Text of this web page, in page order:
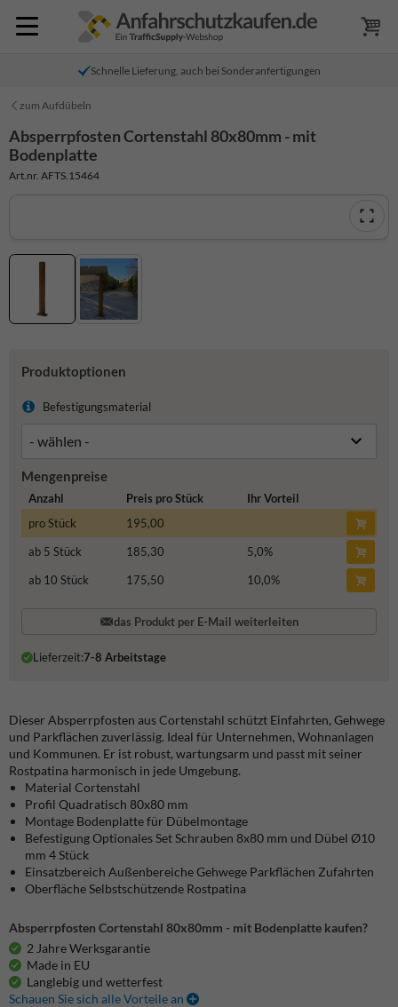
Schnelle Lieferung, auch bei Sonderanfertigungen
zum Aufdübeln
Absperrpfosten Cortenstahl 80x80mm - mit
Bodenplatte
Art.nr. AFTS.15464
Produktoptionen
Befestigungsmaterial
Mengenpreise
Anzahl Preis pro Stück
Ihr Vorteil
pro Stück
195,00
ab 5 Stück
185,30 5,0%
ab 10 Stück
175,50 10,0%
das Produkt per E-Mail weiterleiten
Lieferzeit:7-8 Arbeitstage
Dieser Absperrpfosten aus Cortenstahl schützt Einfahrten, Gehwege
und Parkflächen zuverlässig. Ideal für Unternehmen, Wohnanlagen
und Kommunen. Er ist robust, wartungsarm und passt mit seiner
Rostpatina harmonisch in jede Umgebung.
Material Cortenstahl
Profil Quadratisch 80x80 mm
Montage Bodenplatte für Dübelmontage
Befestigung Optionales Set Schrauben 8x80 mm und Dübel Ø10
mm 4 Stück
Einsatzbereich Außenbereiche Gehwege Parkflächen Zufahrten
Oberfläche Selbstschützende Rostpatina
Absperrpfosten Cortenstahl 80x80mm - mit Bodenplatte kaufen?
2 Jahre Werksgarantie
Made in EU
Langlebig und wetterfest
Schauen Sie sich alle Vorteile an